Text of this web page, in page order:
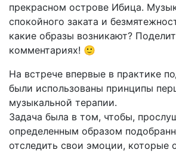
прекрасном острове Ибица.
спокойного заката и
какие образы возникают?
комментариях! 🙂
На встрече впервые в практике
были использованы принципы
музыкальной терапии.
Задача была в том, чтобы,
определенным образом
отследить свои эмоции, которые